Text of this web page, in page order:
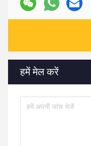
हमें मेल करें